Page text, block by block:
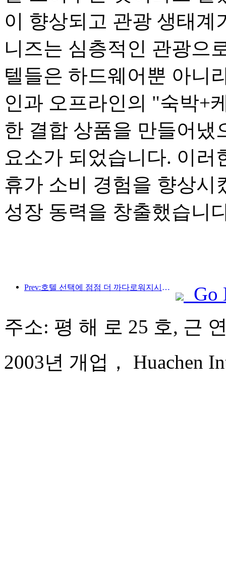
이 향상되고 관광 생태계
니즈는 심층적인 관광으
텔들은 하드웨어뿐 아니
인과 오프라인의 "숙박+
한 결합 상품을 만들어냈
요소가 되었습니다. 이
휴가 소비 경험을 향상시
성장 동력을 창출했습니
Prev:호텔 선택에 점점 더 까다로워지시나요? 중급 및 고급 브랜드 모두 세부 사항을 '선택'하고 있습니다.
Go
주소: 평 해 로 25 호, 근
2003년 개업， Huachen